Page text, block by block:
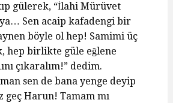
gülerek, “İlahi Mürüvet
Sen acaip kafadengi bir
böyle ol hep! Samimi üç
hep birlikte güle eğlene
çıkaralım!” dedim.
sen de bana yenge deyip
geç Harun! Tamam mı